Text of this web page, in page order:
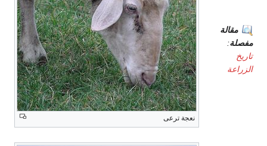
نعجة ترعى
التاريخ
مقالة
مفصلة:
تاريخ
الزراعة
اوروبا